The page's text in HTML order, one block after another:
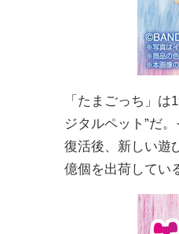
「たまごっち」
ジタルペット”だ
復活後、新しい遊
億個を出荷してい